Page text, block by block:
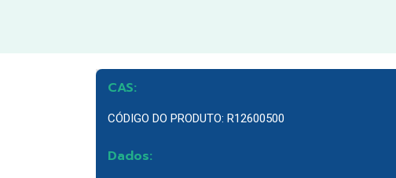
CAS:
CÓDIGO DO PRODUTO: R12600500
Dados: